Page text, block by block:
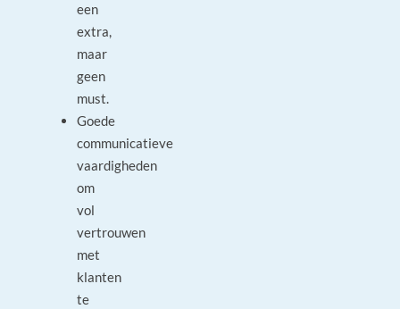
een
extra,
maar
geen
must.
Goede
communicatieve
vaardigheden
om
vol
vertrouwen
met
klanten
te